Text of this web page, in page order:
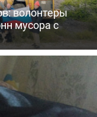
волонтеры
мусора с